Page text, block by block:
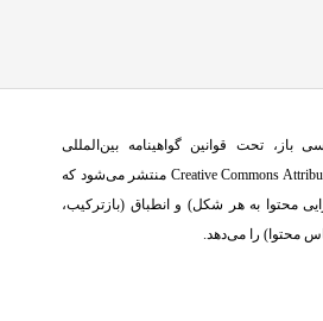
باز، تحت قوانین گواهینامه بین‌المللی
Creative Commons Attribution 4.0 International License منتشر می‌شود که
محتوا به هر شکل) و انطباق (بازترکیب،
محتوا) را می‌دهد.